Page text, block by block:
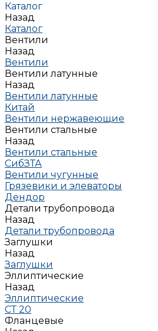
Каталог
Назад
Каталог
Вентили
Назад
Вентили
Вентили латунные
Назад
Вентили латунные
Китай
Вентили нержавеющие
Вентили стальные
Назад
Вентили стальные
СибЗТА
Вентили чугунные
Грязевики и элеваторы
Дендор
Детали трубопровода
Назад
Детали трубопровода
Заглушки
Назад
Заглушки
Эллиптические
Назад
Эллиптические
СТ 20
Фланцевые